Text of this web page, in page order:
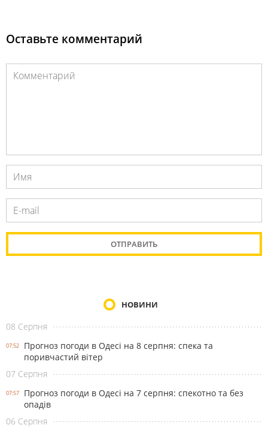
Оставьте комментарий
НОВИНИ
08 Серпня
07:52
Прогноз погоди в Одесі на 8 серпня: спека та
поривчастий вітер
07 Серпня
07:57
Прогноз погоди в Одесі на 7 серпня: спекотно та без
опадів
06 Серпня